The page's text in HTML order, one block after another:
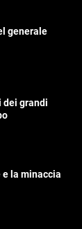
generale
dei grandi
la minaccia